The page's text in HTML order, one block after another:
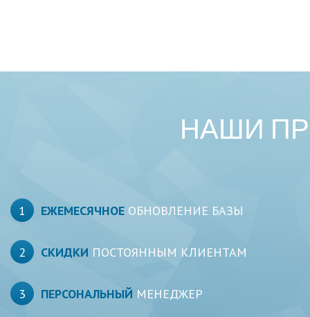
НАШИ
1 ЕЖЕМЕСЯЧНОЕ ОБНОВЛЕНИЕ БАЗЫ
2 СКИДКИ ПОСТОЯННЫМ КЛИЕНТАМ
3 ПЕРСОНАЛЬНЫЙ МЕНЕДЖЕР